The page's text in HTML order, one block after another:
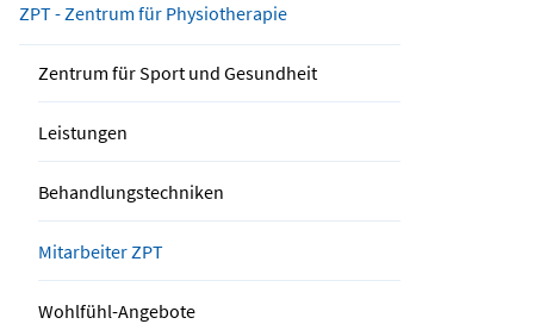
ZPT - Zentrum für Physiotherapie
Zentrum für Sport und Gesundheit
Leistungen
Behandlungstechniken
Mitarbeiter ZPT
Wohlfühl-Angebote